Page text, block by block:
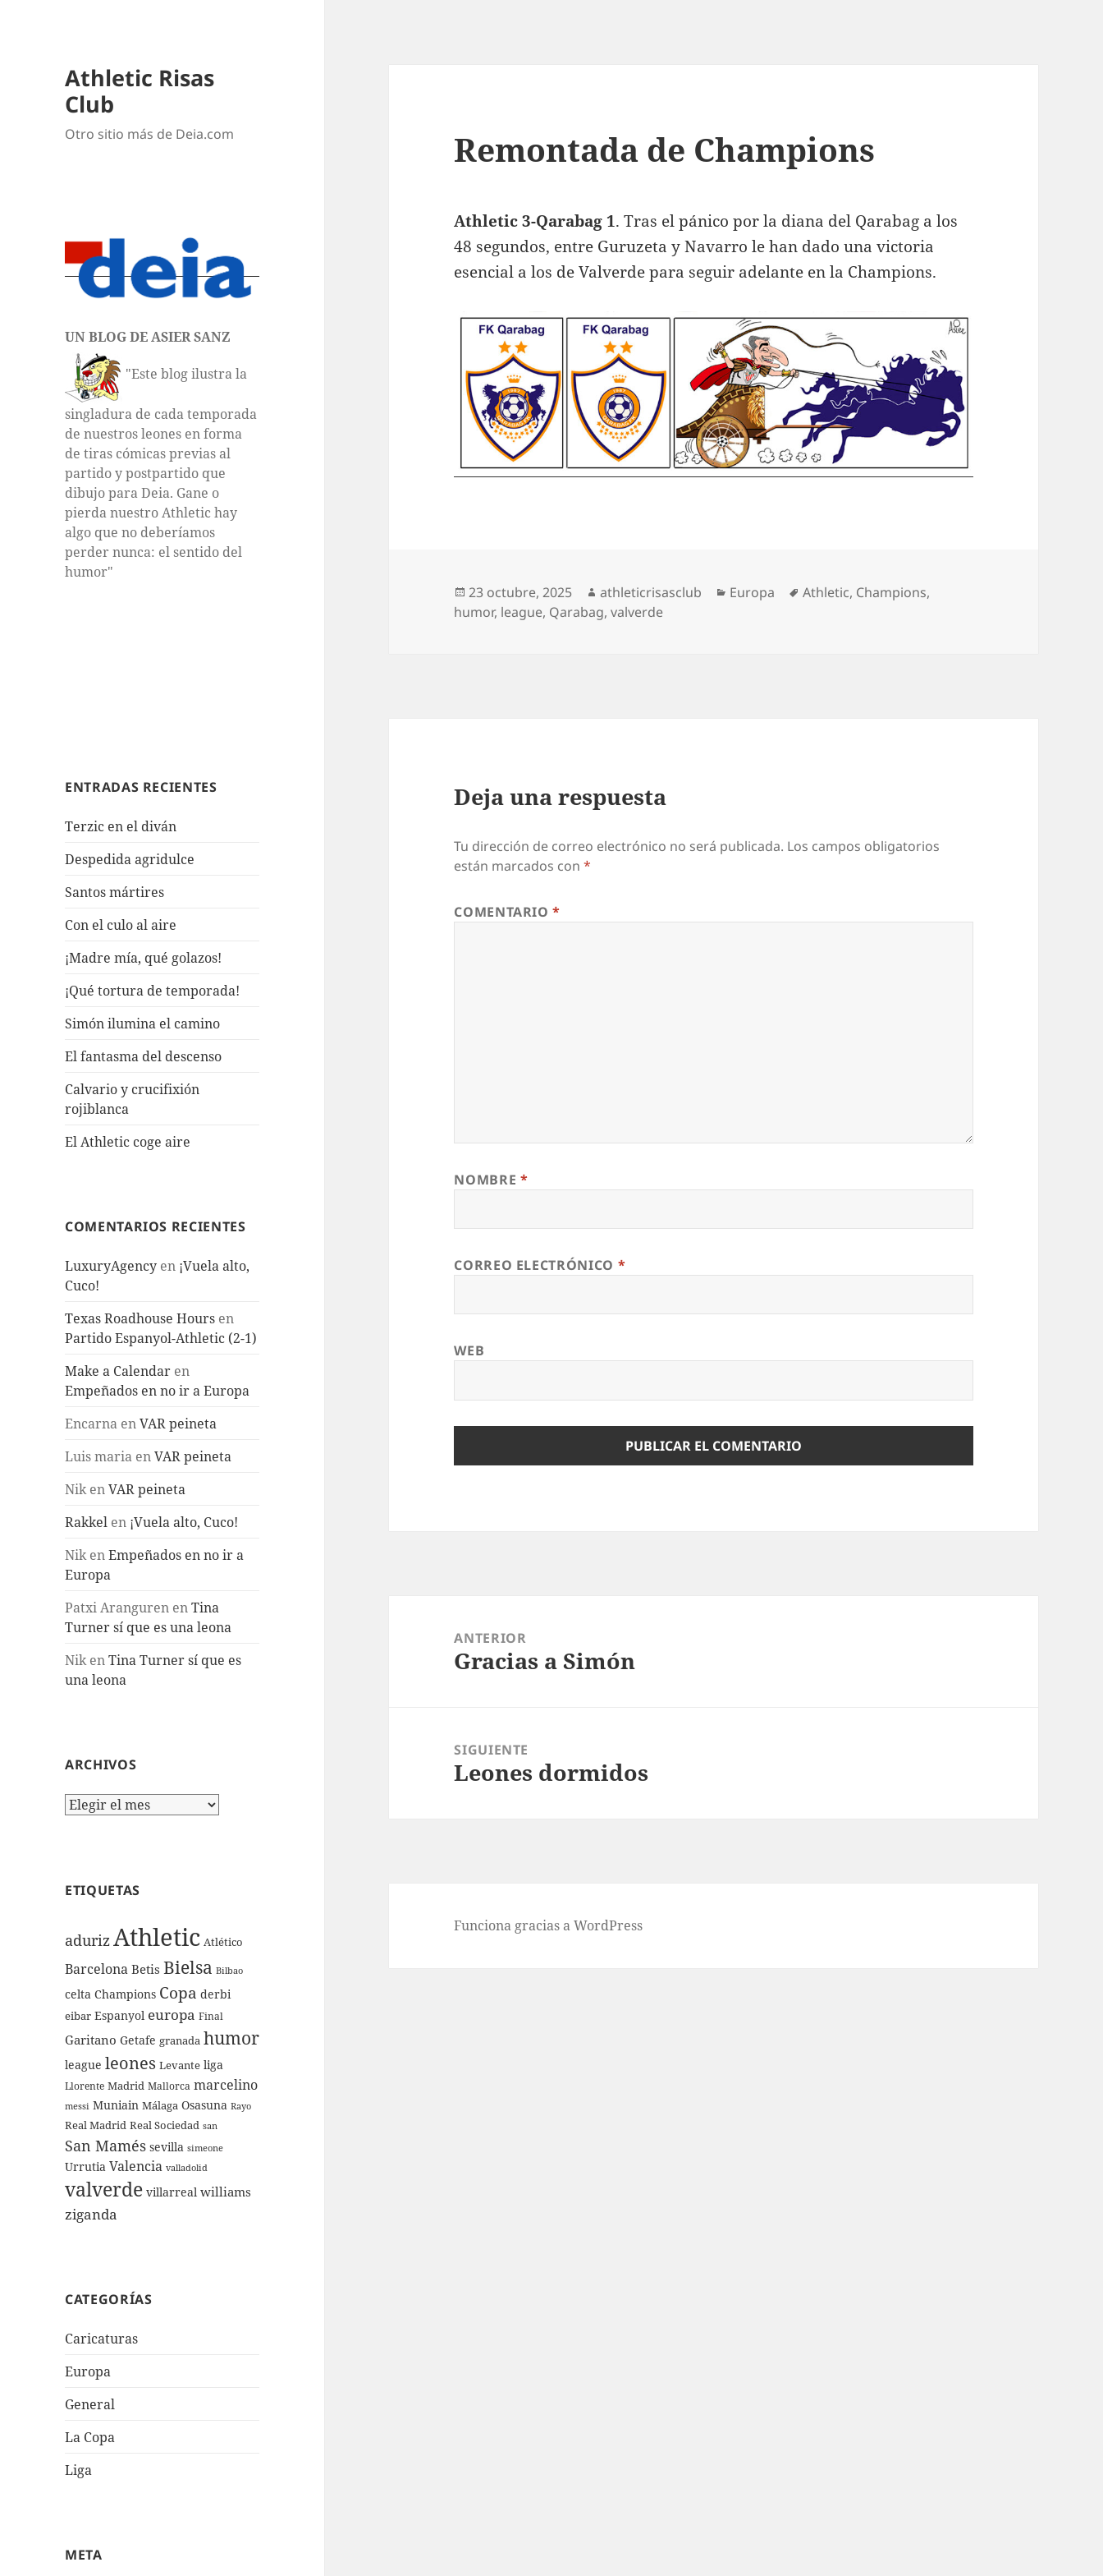
Athletic Risas
Club
Otro sitio más de Deia.com
UN BLOG DE ASIER SANZ
"Este blog ilustra la
singladura de cada temporada
de nuestros leones en forma
de tiras cómicas previas al
partido y postpartido que
dibujo para Deia. Gane o
pierda nuestro Athletic hay
algo que no deberíamos
perder nunca: el sentido del
humor"
ENTRADAS RECIENTES
Terzic en el diván
Despedida agridulce
Santos mártires
Con el culo al aire
¡Madre mía, qué golazos!
¡Qué tortura de temporada!
Simón ilumina el camino
El fantasma del descenso
Calvario y crucifixión
rojiblanca
El Athletic coge aire
COMENTARIOS RECIENTES
LuxuryAgency en ¡Vuela alto,
Cuco!
Texas Roadhouse Hours en
Partido Espanyol-Athletic (2-1)
Make a Calendar en
Empeñados en no ir a Europa
Encarna enVAR peineta
Luis maria enVAR peineta
NikenVAR peineta
Rakkel en ¡Vuela alto, Cuco!
NikenEmpeñados en no ir a
Europa
Patxi Aranguren enTina
Turner sí que es una leona
NikenTina Turner sí que es
una leona
ARCHIVOS
Archivos
ETIQUETAS
adurizAthletic Atlético
Barcelona Betis Bielsa Bilbao
celta Champions Copa derbi
eibar Espanyol europa Final
Garitano Getafe granada humor
league leones Levante liga
Llorente Madrid Mallorca marcelino
messi Muniain Málaga Osasuna Rayo
Real Madrid Real Sociedad san
San Mamés sevilla simeone
Urrutia Valencia valladolid
valverde villarreal williams
ziganda
CATEGORÍAS
Caricaturas
Europa
General
La Copa
Liga
META
Remontada de Champions
Athletic 3-Qarabag 1. Tras el pánico por la diana del Qarabag a los
48 segundos, entre Guruzeta y Navarro le han dado una victoria
esencial a los de Valverde para seguir adelante en la Champions.
Publicado
el
23 octubre, 2025 Autor
athleticrisasclub Categorías
Europa Etiquetas
Athletic, Champions,
humor, league, Qarabag,valverde
Deja una respuesta
Tu dirección de correo electrónico no será publicada. Los campos obligatorios
están marcados con*
COMENTARIO*
NOMBRE *
CORREO ELECTRÓNICO *
WEB
entradas
ANTERIOR
Entrada
Gracias a Simón
SIGUIENTE
Entrada
Leones dormidos
Funciona gracias a WordPress